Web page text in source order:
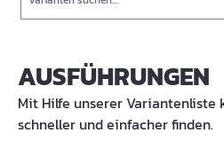
AUSFÜHRUNGEN
Mit Hilfe unserer Variantenliste
schneller und einfacher finden.